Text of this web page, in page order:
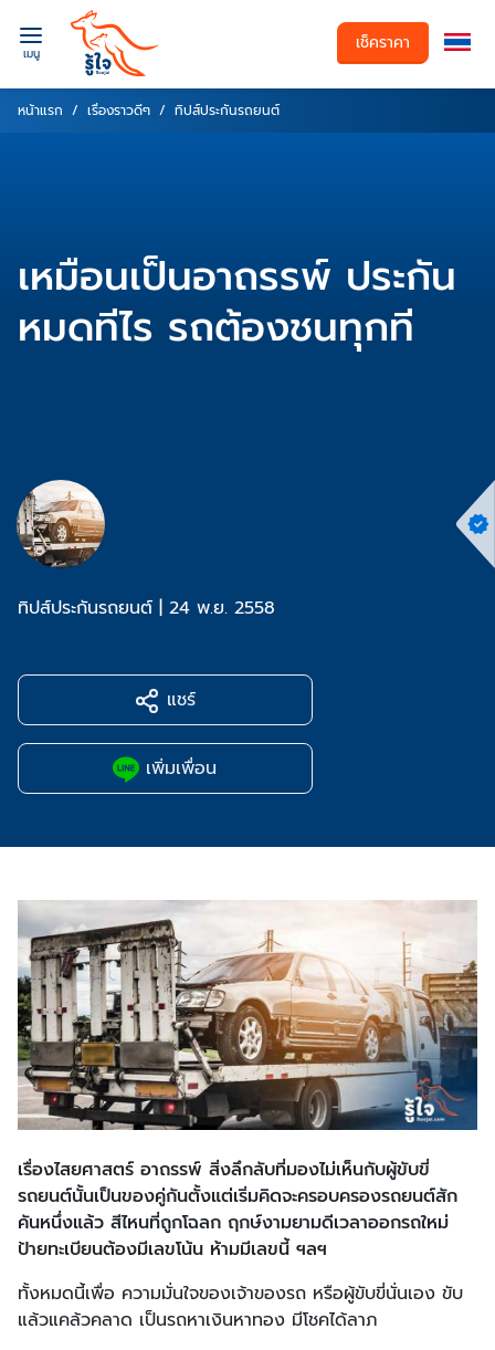
เมนู เช็คราคา
หน้าแรก เรื่องราวดีๆ ทิปส์ประกันรถยนต์
เหมือนเป็นอาถรรพ์ ประกัน
หมดทีไร รถต้องชนทุกที
ทิปส์ประกันรถยนต์ | 24 พ.ย. 2558
แชร์
เพิ่มเพื่อน
เรื่องไสยศาสตร์ อาถรรพ์ สิ่งลึกลับที่มองไม่เห็นกับผู้ขับขี่
รถยนต์นั้นเป็นของคู่กันตั้งแต่เริ่มคิดจะครอบครองรถยนต์สัก
คันหนึ่งแล้ว สีไหนที่ถูกโฉลก ฤกษ์งามยามดีเวลาออกรถใหม่
ป้ายทะเบียนต้องมีเลขโน้น ห้ามมีเลขนี้ ฯลฯ
ทั้งหมดนี้เพื่อ ความมั่นใจของเจ้าของรถ หรือผู้ขับขี่นั่นเอง ขับ
แล้วแคล้วคลาด เป็นรถหาเงินหาทอง มีโชคได้ลาภ